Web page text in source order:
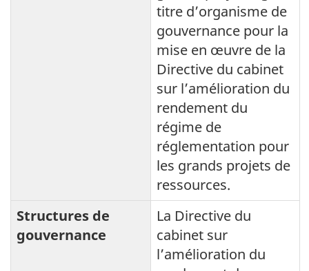
titre d’organisme de
gouvernance pour la
mise en œuvre de la
Directive du cabinet
sur l’amélioration du
rendement du
régime de
réglementation pour
les grands projets de
ressources.
Structures de
gouvernance
La Directive du
cabinet sur
l’amélioration du